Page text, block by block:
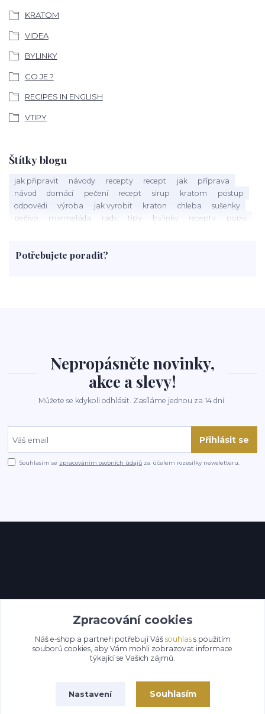
KRATOM
VIDEA
BYLINKY
CO JE ?
RECIPES IN ENGLISH
VTIPY
Štítky blogu
jak připravit návody recepty recept jak
příprava
návod
domácí pečení recept sirup kratom
postup
odpovědi
výroba jak vyrobit kraton chleba
sušenky
pečivo
marmeláda rady tipy bylinky recepty
popis
rohlíky
grilování čaj
Potřebujete poradit?
Nepropásněte novinky,
akce a slevy!
Můžete se kdykoli odhlásit. Zasíláme jednou za 14 dní.
Přihlásit se
Souhlasím se zpracováním osobních údajů za účelem rozesílky newsletteru.
Zpracování cookies
Náš e-shop a partneři potřebují Váš souhlass použitím
souborů cookies, aby Vám mohli zobrazovat informace
týkající se Vašich zájmů.
Nastavení Souhlasím